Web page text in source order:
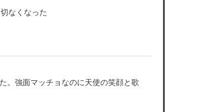
なくなった
。強面マッチョなのに天使の笑顔と歌